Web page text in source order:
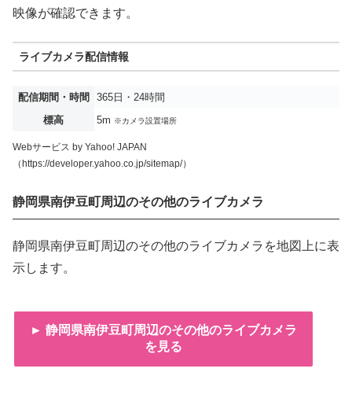
映像が確認できます。
ライブカメラ配信情報
配信期間・時間
365日・24時間
標高
5m ※カメラ設置場所
Webサービス by Yahoo! JAPAN
（https://developer.yahoo.co.jp/sitemap/）
静岡県南伊豆町周辺のその他のライブカメラ
静岡県南伊豆町周辺のその他のライブカメラを地図上に表
示します。
► 静岡県南伊豆町周辺のその他のライブカメラ
を見る